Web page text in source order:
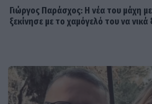
Γιώργος Παράσχος: Η νέα του μάχη
ξεκίνησε με το χαμόγελό του να